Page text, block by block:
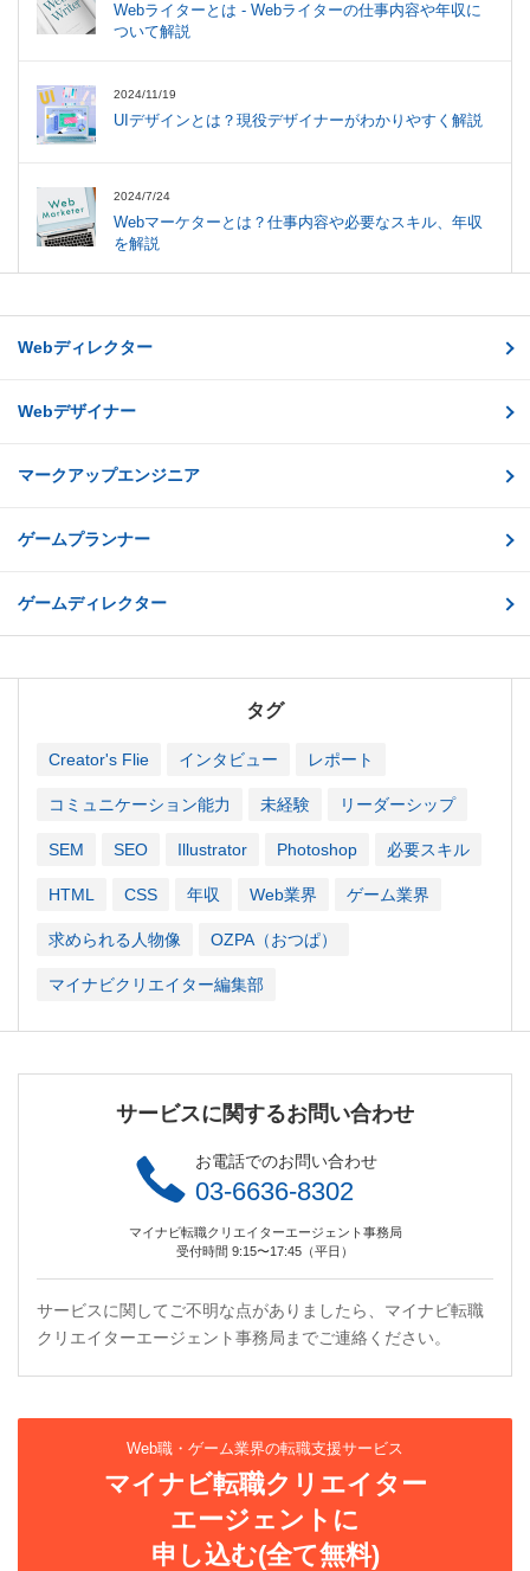
Webライターとは - Webライターの仕事内容や年収に
ついて解説
2024/11/19
UIデザインとは？現役デザイナーがわかりやすく解説
2024/7/24
Webマーケターとは？仕事内容や必要なスキル、年収
を解説
Webディレクター
Webデザイナー
マークアップエンジニア
ゲームプランナー
ゲームディレクター
タグ
Creator's Flie インタビュー レポート
コミュニケーション能力 未経験 リーダーシップ
SEM SEO Illustrator Photoshop 必要スキル
HTML CSS 年収 Web業界 ゲーム業界
求められる人物像 OZPA（おつぱ）
マイナビクリエイター編集部
サービスに関するお問い合わせ
お電話でのお問い合わせ
03-6636-8302
マイナビ転職クリエイターエージェント事務局
受付時間 9:15〜17:45（平日）
サービスに関してご不明な点がありましたら、マイナビ転職
クリエイターエージェント事務局までご連絡ください。
Web職・ゲーム業界の転職支援サービス
マイナビ転職クリエイター
エージェントに
申し込む(全て無料)